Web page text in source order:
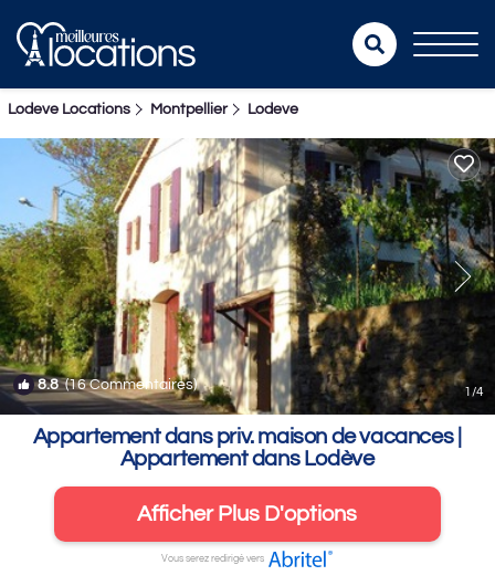
Lodeve Locations Montpellier Lodeve
8.8(16 Commentaires) 1/4
Appartement dans priv. maison de vacances |
Appartement dans Lodève
Afficher Plus D'options
Vous serez redirigé vers